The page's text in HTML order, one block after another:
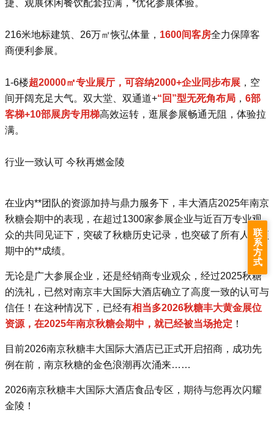
捷、观展休闲餐饮配套拉满，*优化参展体验。
216米地标建筑、26万㎡恢弘体量， 1600间客房全力保障客
商便利参展。
1-6楼超20000㎡专业展厅，可容纳2000+企业同步布展 ，空
间开阔充足大气。双大堂、双通道+“回”型无死角布局 ， 6部
客梯+10部展房专用梯高效运转，逛展参展畅通无阻，体验拉
满。
行业一致认可 今秋再燃金陵
在业内**团队的资源加持与鼎力服务下，丰大酒店2025年南京
秋糖会期中的表现，在超过1300家参展企业与近百万专业观
众的共同见证下，突破了秋糖历史记录，也突破了所有人的预
期中的**成绩。
无论是广大参展企业，还是经销商专业观众，经过2025秋糖
的洗礼，已然对南京丰大国际大酒店确立了高度一致的认可与
信任！ 在这种情况下，已经有相当多2026秋糖丰大黄金展位
资源，在2025年南京秋糖会期中，就已经被当场抢定 ！
目前2026南京秋糖丰大国际大酒店已正式开启招商，成功先
例在前，南京秋糖的金色浪潮再次涌来……
2026南京秋糖丰大国际大酒店食品专区，期待与您再次闪耀
金陵！
联
系
方
式